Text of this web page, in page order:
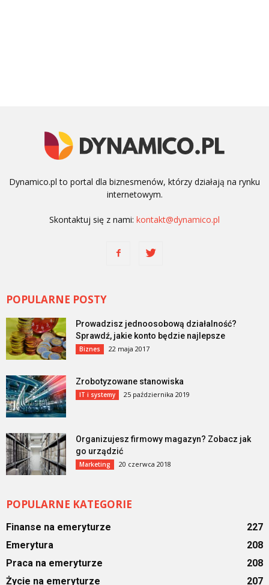
Dynamico.pl to portal dla biznesmenów, którzy działają na rynku
internetowym.
Skontaktuj się z nami: kontakt@dynamico.pl
POPULARNE POSTY
Prowadzisz jednoosobową działalność?
Sprawdź, jakie konto będzie najlepsze
Biznes 22 maja 2017
Zrobotyzowane stanowiska
IT i systemy 25 października 2019
Organizujesz firmowy magazyn? Zobacz jak
go urządzić
Marketing 20 czerwca 2018
POPULARNE KATEGORIE
Finanse na emeryturze
227
Emerytura
208
Praca na emeryturze
208
Życie na emeryturze
207